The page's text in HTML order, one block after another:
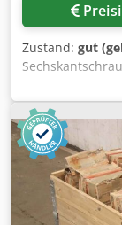
Zustand: gut
Bundmuttern,
330 kg -
M10 x 20 4400
6600 St. / M8 x
Nqxdox Aidjf -
330 kg